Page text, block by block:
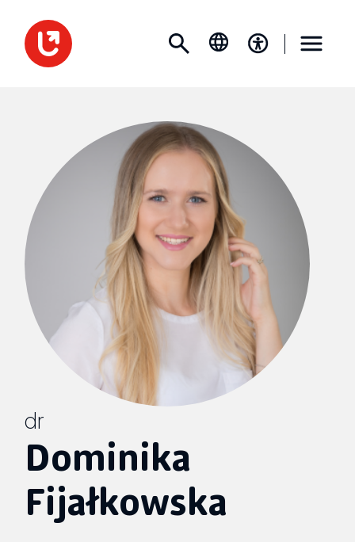
dr
Dominika
Fijałkowska